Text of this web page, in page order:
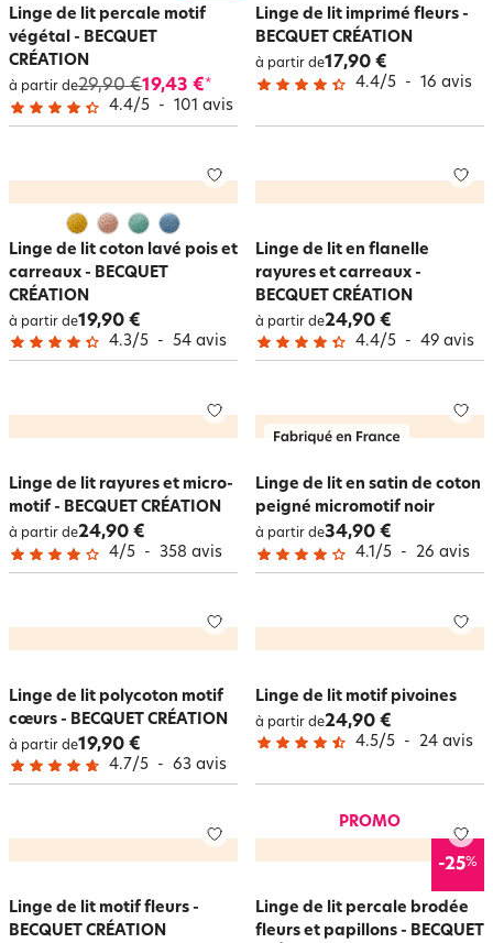
Linge de lit percale motif
végétal - BECQUET
CRÉATION
à partir de29,90 €19,43 €*
4.4/5 - 101 avis
Linge de lit imprimé fleurs -
BECQUET CRÉATION
à partir de17,90 €
4.4/5 - 16 avis
Linge de lit coton lavé pois et
carreaux - BECQUET
CRÉATION
à partir de19,90 €
4.3/5 - 54 avis
Linge de lit en flanelle
rayures et carreaux -
BECQUET CRÉATION
à partir de24,90 €
4.4/5 - 49 avis
Linge de lit rayures et micro-
motif - BECQUET CRÉATION
à partir de24,90 €
4/5 - 358 avis
Linge de lit en satin de coton
peigné micromotif noir
à partir de34,90 €
4.1/5 - 26 avis
Linge de lit polycoton motif
cœurs - BECQUET CRÉATION
à partir de19,90 €
4.7/5 - 63 avis
Linge de lit motif pivoines
à partir de24,90 €
4.5/5 - 24 avis
Linge de lit motif fleurs -
BECQUET CRÉATION
PROMO
-25%
Linge de lit percale brodée
fleurs et papillons - BECQUET